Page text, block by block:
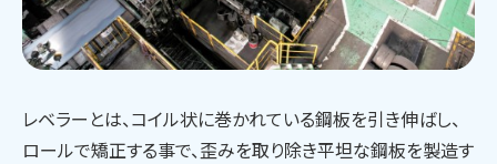
レベラーとは、コイル状に巻かれている鋼板を引き伸ばし、
ロールで矯正する事で、歪みを取り除き平坦な鋼板を製造す